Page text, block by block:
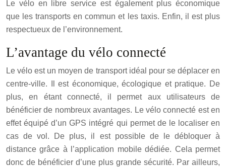
Le vélo en libre service est également plus économique
que les transports en commun et les taxis. Enfin, il est plus
respectueux de l’environnement.
L’avantage du vélo connecté
Le vélo est un moyen de transport idéal pour se déplacer en
centre-ville. Il est économique, écologique et pratique. De
plus, en étant connecté, il permet aux utilisateurs de
bénéficier de nombreux avantages. Le vélo connecté est en
effet équipé d’un GPS intégré qui permet de le localiser en
cas de vol. De plus, il est possible de le débloquer à
distance grâce à l’application mobile dédiée. Cela permet
donc de bénéficier d’une plus grande sécurité. Par ailleurs,